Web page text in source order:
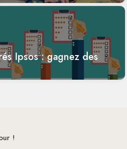
Ipsos : gagnez des
!